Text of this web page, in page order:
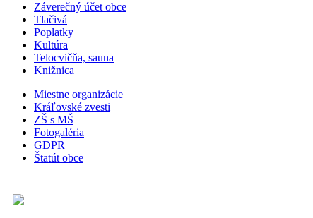
Záverečný účet obce
Tlačivá
Poplatky
Kultúra
Telocvičňa, sauna
Knižnica
Miestne organizácie
Kráľovské zvesti
ZŠ s MŠ
Fotogaléria
GDPR
Štatút obce